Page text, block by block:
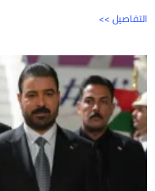
<< التفاصيل